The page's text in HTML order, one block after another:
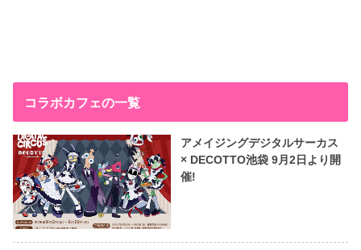
コラボカフェの一覧
アメイジングデジタルサーカス
× DECOTTO池袋 9月2日より開
催!